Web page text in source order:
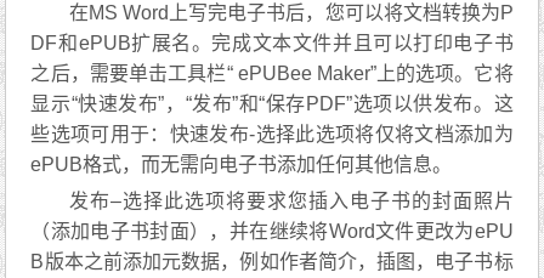
在MS Word上写完电子书后，您可以将文档转换为P
DF和ePUB扩展名。完成文本文件并且可以打印电子书
之后，需要单击工具栏“ ePUBee Maker”上的选项。它将
显示“快速发布”，“发布”和“保存PDF”选项以供发布。这
些选项可用于：快速发布-选择此选项将仅将文档添加为
ePUB格式，而无需向电子书添加任何其他信息。
发布–选择此选项将要求您插入电子书的封面照片
（添加电子书封面），并在继续将Word文件更改为ePU
B版本之前添加元数据，例如作者简介，插图，电子书标